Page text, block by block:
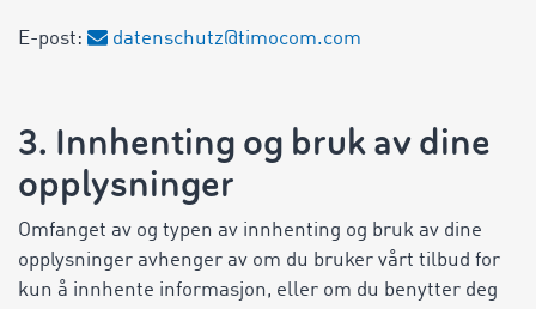
E-post: datenschutz@timocom.com
3. Innhenting og bruk av dine
opplysninger
Omfanget av og typen av innhenting og bruk av dine
opplysninger avhenger av om du bruker vårt tilbud for
kun å innhente informasjon, eller om du benytter deg